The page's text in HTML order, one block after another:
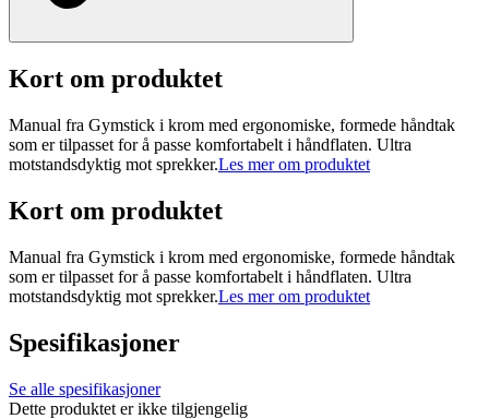
Kort om produktet
Manual fra Gymstick i krom med ergonomiske, formede håndtak
som er tilpasset for å passe komfortabelt i håndflaten. Ultra
motstandsdyktig mot sprekker.Les mer om produktet
Kort om produktet
Manual fra Gymstick i krom med ergonomiske, formede håndtak
som er tilpasset for å passe komfortabelt i håndflaten. Ultra
motstandsdyktig mot sprekker.Les mer om produktet
Spesifikasjoner
Se alle spesifikasjoner
Dette produktet er ikke tilgjengelig